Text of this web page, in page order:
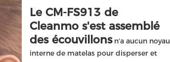
Le CM-FS913 de
Cleanmo s'est assemblé
des écouvillons n'a aucun noyau
interne de matelas pour disperser et